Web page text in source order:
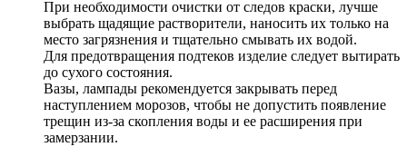
При необходимости очистки от следов краски, лучше
выбрать щадящие растворители, наносить их только на
место загрязнения и тщательно смывать их водой.
Для предотвращения подтеков изделие следует вытирать
до сухого состояния.
Вазы, лампады рекомендуется закрывать перед
наступлением морозов, чтобы не допустить появление
трещин из-за скопления воды и ее расширения при
замерзании.